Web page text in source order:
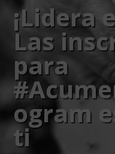
¡Lidera
Las
para
ogram
ti